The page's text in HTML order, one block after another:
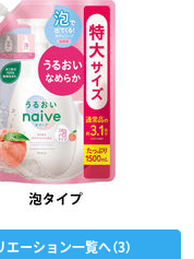
エーション一覧へ（3）